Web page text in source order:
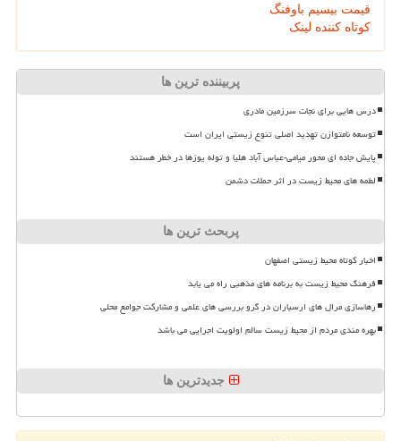
قیمت بیسیم باوفنگ
کوتاه کننده لینک
پربیننده ترین ها
درس هایی برای نجات سرزمین مادری
توسعه نامتوازن تهدید اصلی تنوع زیستی ایران است
پایش جاده ای محور میامی-عباس آباد هلیا و توله یوزها در خطر هستند
لطمه های محیط زیست در اثر حملات دشمن
پربحث ترین ها
اخبار کوتاه محیط زیستی اصفهان
فرهنگ محیط زیست به برنامه های مذهبی راه می یابد
رهاسازی مرال های ارسباران در گرو بررسی های علمی و مشارکت جوامع محلی
بهره مندی مردم از محیط زیست سالم اولویت اجرایی می باشد
جدیدترین ها